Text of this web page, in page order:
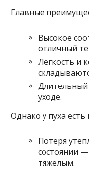
Главные
Высокое
отличный
Легкость и
Длительный
уходе.
Однако у пуха есть
Потеря
состоянии —
тяжелым.